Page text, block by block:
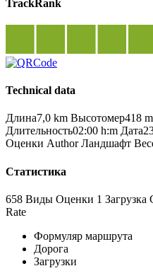
TrackRank
Technical data
Длина7,0 km Высотомер418 m
Длительность02:00 h:m Дата
Оценки Author Ландшафт
Статистика
658 Виды Оценки 1 Загрузка
Rate
Формуляр маршрута
Дорога
Загрузки